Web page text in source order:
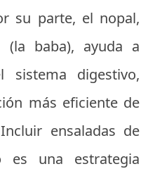
su parte, el nopal,
baba), ayuda a
digestivo,
más eficiente de
ensaladas de
es una estrategia